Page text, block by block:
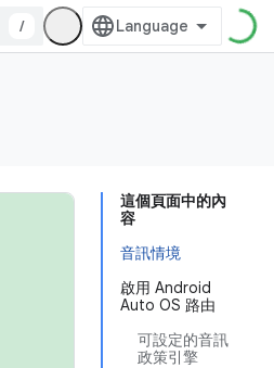
/
這個頁面中的內
容
音訊情境
啟用 Android
Auto OS 路由
可設定的音訊
政策引擎